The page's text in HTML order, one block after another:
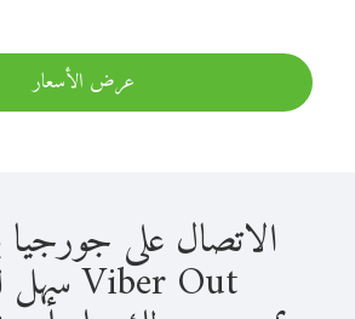
عرض الأسعار
الاتصال على جورجيا
Viber Out سهل للغاية.